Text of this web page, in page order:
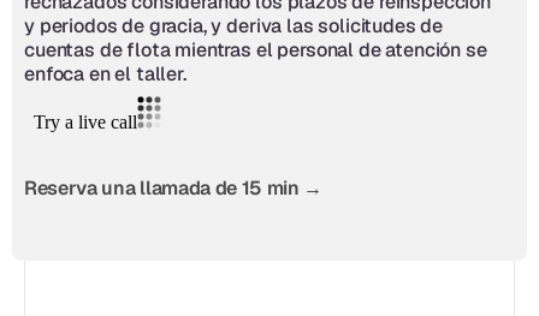
y periodos de gracia, y deriva las solicitudes de
cuentas de flota mientras el personal de atención se
enfoca en el taller.
Reserva una llamada de 15 min →